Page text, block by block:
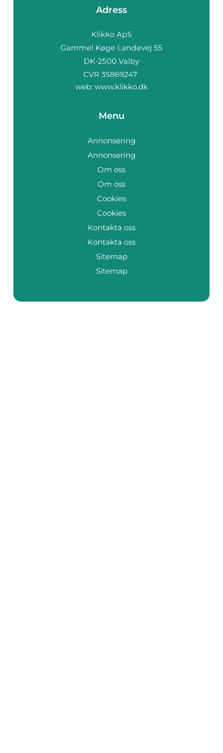
Adress
web: www.klikko.dk
Menu
Annonsering
Annonsering
Om oss
Om oss
Cookies
Cookies
Kontakta oss
Kontakta oss
Sitemap
Sitemap